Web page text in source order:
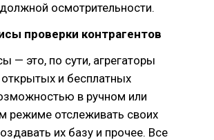
осмотрительности.
проверки контрагентов
— это, по сути, агрегаторы
и бесплатных
в ручном или
режиме отслеживать своих
их базу и прочее. Все